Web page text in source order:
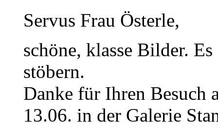
Servus Frau Österle,
schöne, klasse Bilder.
stöbern.
Danke für Ihren Besuch
13.06. in der Galerie